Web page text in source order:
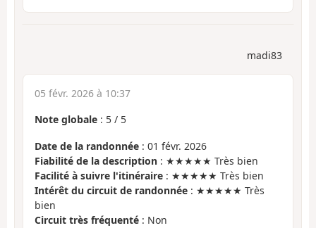
madi83
05 févr. 2026 à 10:37
Note globale : 5 / 5
Date de la randonnée : 01 févr. 2026
Fiabilité de la description : ★★★★★ Très bien
Facilité à suivre l'itinéraire : ★★★★★ Très bien
Intérêt du circuit de randonnée : ★★★★★ Très
bien
Circuit très fréquenté : Non